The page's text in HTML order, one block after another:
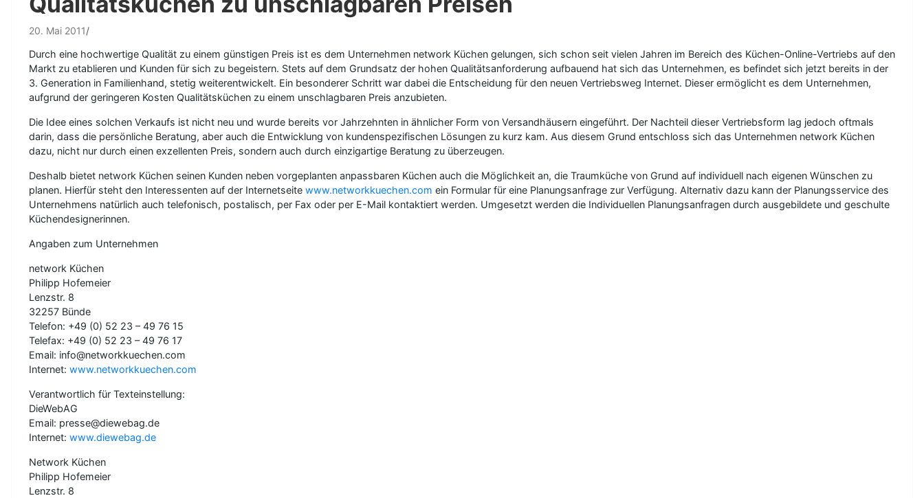
20. Mai 2011
Durch eine hochwertige Qualität zu einem günstigen Preis ist es dem Unternehmen network Küchen gelungen, sich schon seit vielen Jahren im Bereich des Küchen-Online-Vertriebs auf den
Markt zu etablieren und Kunden für sich zu begeistern. Stets auf dem Grundsatz der hohen Qualitätsanforderung aufbauend hat sich das Unternehmen, es befindet sich jetzt bereits in der
3. Generation in Familienhand, stetig weiterentwickelt. Ein besonderer Schritt war dabei die Entscheidung für den neuen Vertriebsweg Internet. Dieser ermöglicht es dem Unternehmen,
aufgrund der geringeren Kosten Qualitätsküchen zu einem unschlagbaren Preis anzubieten.
Die Idee eines solchen Verkaufs ist nicht neu und wurde bereits vor Jahrzehnten in ähnlicher Form von Versandhäusern eingeführt. Der Nachteil dieser Vertriebsform lag jedoch oftmals
darin, dass die persönliche Beratung, aber auch die Entwicklung von kundenspezifischen Lösungen zu kurz kam. Aus diesem Grund entschloss sich das Unternehmen network Küchen
dazu, nicht nur durch einen exzellenten Preis, sondern auch durch einzigartige Beratung zu überzeugen.
Deshalb bietet network Küchen seinen Kunden neben vorgeplanten anpassbaren Küchen auch die Möglichkeit an, die Traumküche von Grund auf individuell nach eigenen Wünschen zu
planen. Hierfür steht den Interessenten auf der Internetseite www.networkkuechen.com ein Formular für eine Planungsanfrage zur Verfügung. Alternativ dazu kann der Planungsservice des
Unternehmens natürlich auch telefonisch, postalisch, per Fax oder per E-Mail kontaktiert werden. Umgesetzt werden die Individuellen Planungsanfragen durch ausgebildete und geschulte
Küchendesignerinnen.
Angaben zum Unternehmen
network Küchen
Philipp Hofemeier
Lenzstr. 8
32257 Bünde
Telefon: +49 (0) 52 23 – 49 76 15
Telefax: +49 (0) 52 23 – 49 76 17
Email: info@networkkuechen.com
Internet: www.networkkuechen.com
Verantwortlich für Texteinstellung:
DieWebAG
Email: presse@diewebag.de
Internet: www.diewebag.de
Network Küchen
Philipp Hofemeier
Lenzstr. 8